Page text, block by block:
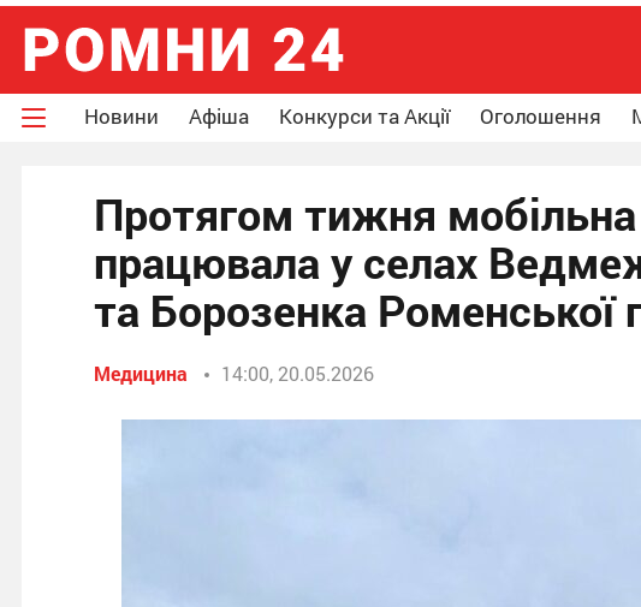
Новини Афіша Конкурси та Акції Оголошення
Протягом тижня мобільна
працювала у селах
та Борозенка Роменської
Медицина 14:00, 20.05.2026